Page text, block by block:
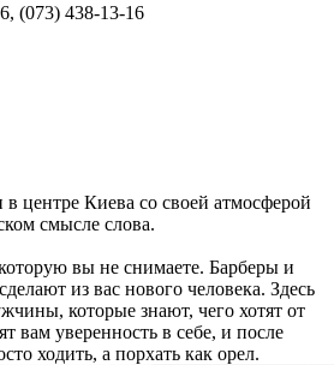
(073) 438-13-16
в центре Киева со своей атмосферой
смысле слова.
вы не снимаете. Барберы и
из вас нового человека. Здесь
которые знают, чего хотят от
вам уверенность в себе, и после
ходить, а порхать как орел.